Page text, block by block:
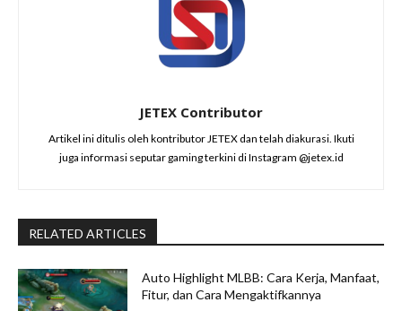
JETEX Contributor
Artikel ini ditulis oleh kontributor JETEX dan telah diakurasi. Ikuti
juga informasi seputar gaming terkini di Instagram @jetex.id
RELATED ARTICLES
Auto Highlight MLBB: Cara Kerja, Manfaat,
Fitur, dan Cara Mengaktifkannya